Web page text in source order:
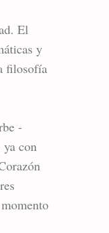
El
y
filosofía
-
con